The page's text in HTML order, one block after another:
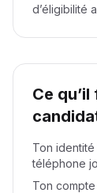
d’éligibilité
Ce
Ton
téléphone
Ton